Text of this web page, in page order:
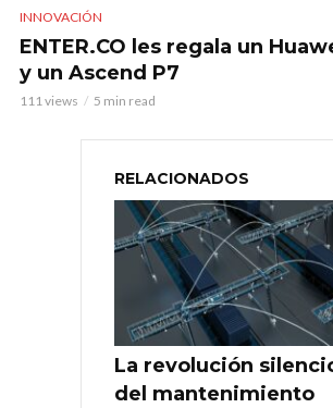
INNOVACIÓN
ENTER.CO les regala un
y un Ascend P7
111 views 5 min read
RELACIONADOS
La revolución
del mantenimiento